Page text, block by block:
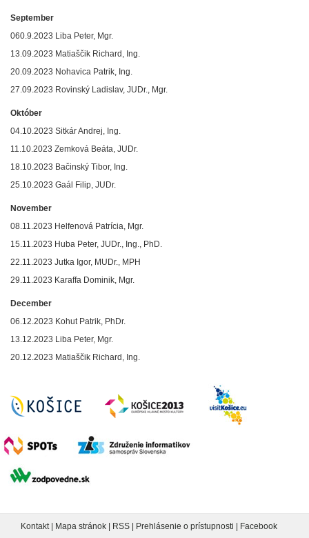
September
060.9.2023 Liba Peter, Mgr.
13.09.2023 Matiaščik Richard, Ing.
20.09.2023 Nohavica Patrik, Ing.
27.09.2023 Rovinský Ladislav, JUDr., Mgr.
Október
04.10.2023 Sitkár Andrej, Ing.
11.10.2023 Zemková Beáta, JUDr.
18.10.2023 Bačinský Tibor, Ing.
25.10.2023 Gaál Filip, JUDr.
November
08.11.2023 Helfenová Patrícia, Mgr.
15.11.2023 Huba Peter, JUDr., Ing., PhD.
22.11.2023 Jutka Igor, MUDr., MPH
29.11.2023 Karaffa Dominik, Mgr.
December
06.12.2023 Kohut Patrik, PhDr.
13.12.2023 Liba Peter, Mgr.
20.12.2023 Matiaščik Richard, Ing.
Kontakt | Mapa stránok | RSS | Prehlásenie o prístupnosti | Facebook